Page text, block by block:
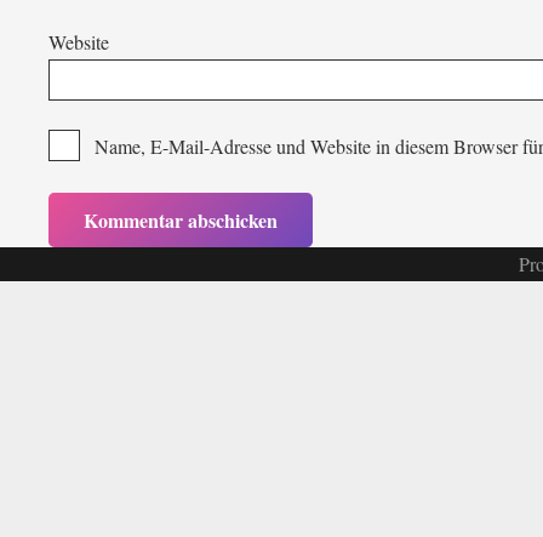
Website
Name, E-Mail-Adresse und Website in diesem Browser